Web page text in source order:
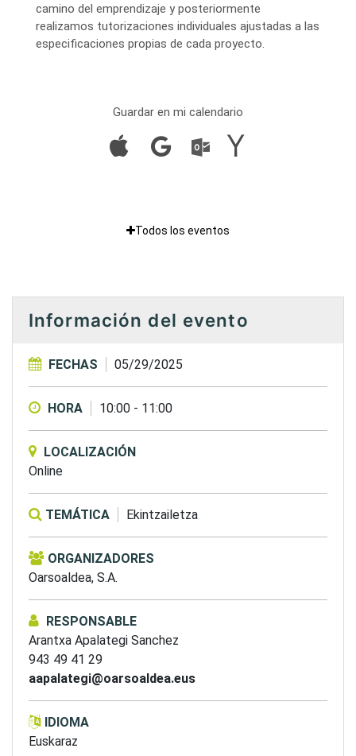
camino del emprendizaje y posteriormente
realizamos tutorizaciones individuales ajustadas a las
especificaciones propias de cada proyecto.
Guardar en mi calendario
Todos los eventos
Información del evento
FECHAS 05/29/2025
HORA 10:00 - 11:00
LOCALIZACIÓN
Online
TEMÁTICA Ekintzailetza
ORGANIZADORES
Oarsoaldea, S.A.
RESPONSABLE
Arantxa Apalategi Sanchez
943 49 41 29
aapalategi@oarsoaldea.eus
IDIOMA
Euskaraz